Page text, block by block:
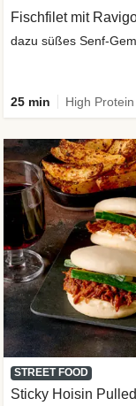
Fischfilet mit
dazu süßes Senf-
25 min
STREET FOOD
Sticky Hoisin